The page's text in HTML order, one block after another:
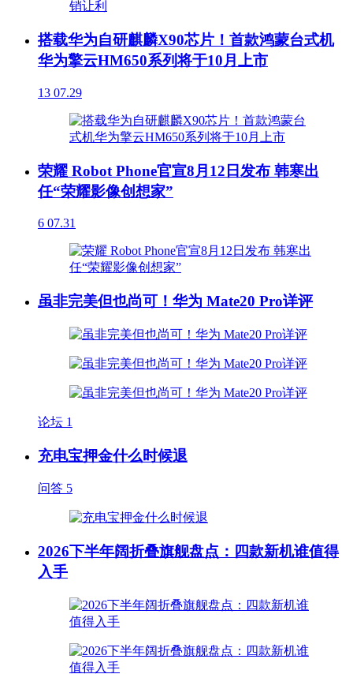
搭载华为自研麒麟X90芯片！首款鸿蒙台式机
华为擎云HM650系列将于10月上市
13 07.29
荣耀 Robot Phone官宣8月12日发布 韩寒出
任“荣耀影像创想家”
6 07.31
虽非完美但也尚可！华为 Mate20 Pro详评
论坛 1
充电宝押金什么时候退
问答 5
2026下半年阔折叠旗舰盘点：四款新机谁值得
入手